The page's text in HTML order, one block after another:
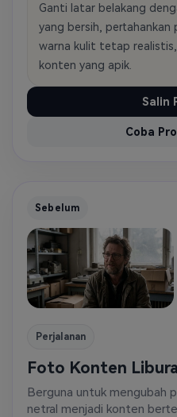
Ganti latar belakang
yang bersih,
warna kulit tetap
konten yang apik.
Salin
Coba
Sebelum
Perjalanan
Foto Konten
Berguna untuk mengubah
netral menjadi konten